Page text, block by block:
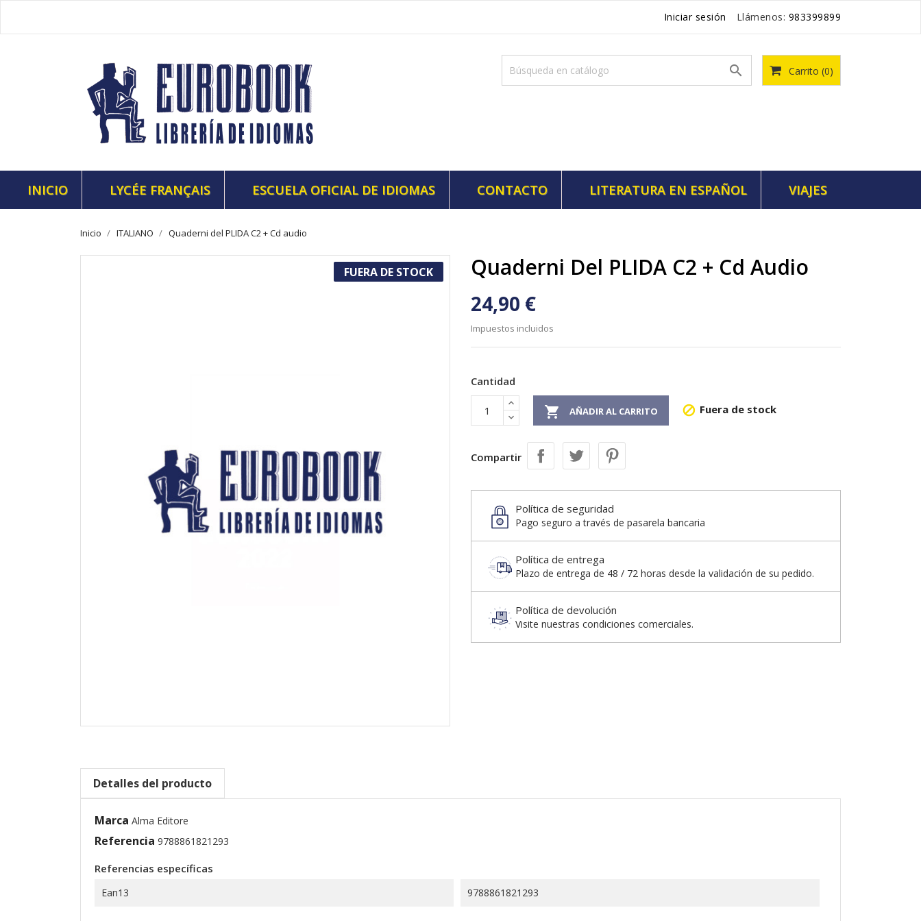
Iniciar sesión Llámenos: 983399899
Carrito (0)

INICIO LYCÉE FRANÇAIS ESCUELA OFICIAL DE IDIOMAS CONTACTO LITERATURA EN ESPAÑOL VIAJES
Inicio ITALIANO Quaderni del PLIDA C2 + Cd audio
FUERA DE STOCK Quaderni Del PLIDA C2 + Cd Audio
24,90 €
Impuestos incluidos
Cantidad
 AÑADIR AL CARRITO  Fuera de stock
Compartir
Política de seguridad
Pago seguro a través de pasarela bancaria
Política de entrega
Plazo de entrega de 48 / 72 horas desde la validación de su pedido.
Política de devolución
Visite nuestras condiciones comerciales.
Detalles del producto
Marca Alma Editore
Referencia 9788861821293
Referencias específicas
Ean13 9788861821293